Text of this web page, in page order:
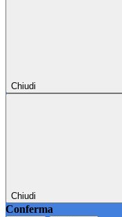
Chiudi
Chiudi
Conferma